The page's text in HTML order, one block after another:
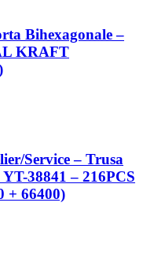
Bihexagonale –
KRAFT
Service – Trusa
38841 – 216PCS
+ 66400)